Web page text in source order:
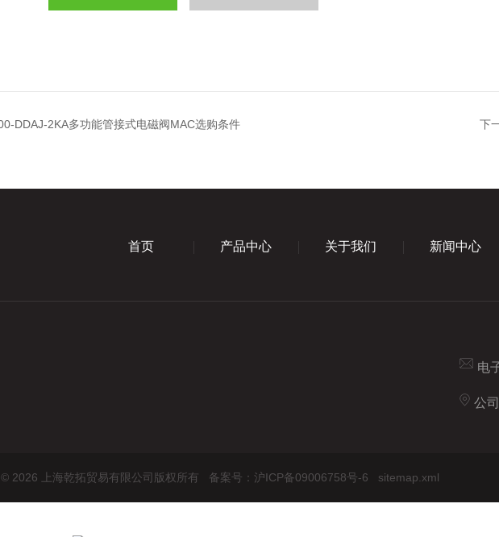
DDAJ-2KA多功能管接式电磁阀MAC选购条件 下
首页 产品中心 关于我们 新闻中心
电
公
2026 上海乾拓贸易有限公司版权所有 备案号：沪ICP备09006758号-6 sitemap.xml